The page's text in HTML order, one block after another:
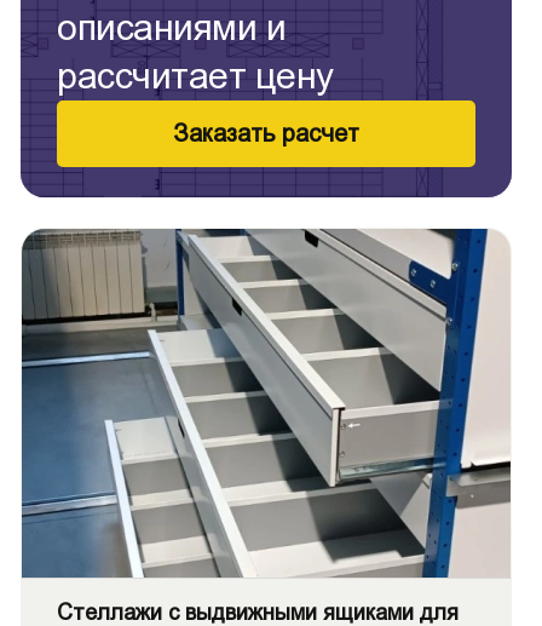
описаниями и
рассчитает цену
Заказать расчет
Стеллажи с выдвижными ящиками для